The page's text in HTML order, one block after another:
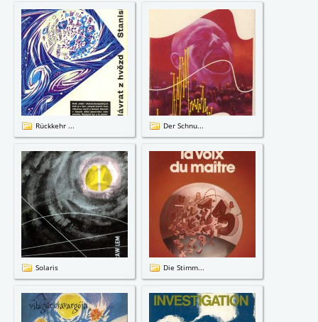
Rückkehr ... Der Schnu...
Solaris Die Stimm...